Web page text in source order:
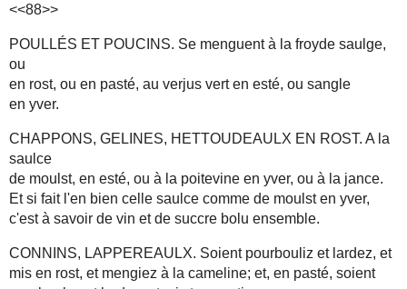
<<88>>
POULLÉS ET POUCINS. Se menguent à la froyde saulge,
ou
en rost, ou en pasté, au verjus vert en esté, ou sangle
en yver.
CHAPPONS, GELINES, HETTOUDEAULX EN ROST. A la
saulce
de moulst, en esté, ou à la poitevine en yver, ou à la jance.
Et si fait l'en bien celle saulce comme de moulst en yver,
c'est à savoir de vin et de succre bolu ensemble.
CONNINS, LAPPEREAULX. Soient pourbouliz et lardez, et
mis en rost, et mengiez à la cameline; et, en pasté, soient